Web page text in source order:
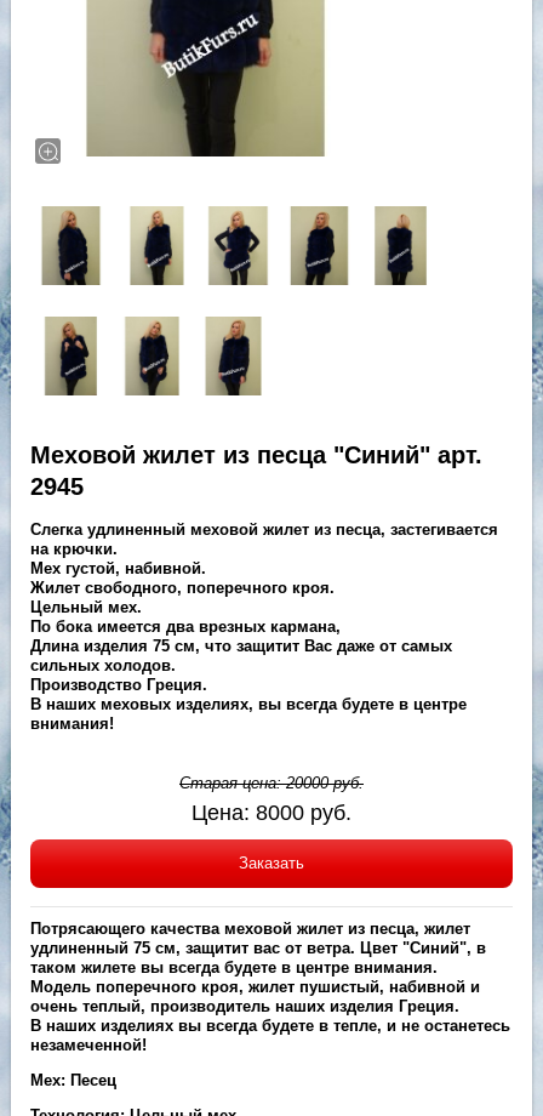
Меховой жилет из песца "Синий" арт.
2945
Слегка удлиненный меховой жилет из песца, застегивается
на крючки.
Мех густой, набивной.
Жилет свободного, поперечного кроя.
Цельный мех.
По бока имеется два врезных кармана,
Длина изделия 75 см, что защитит Вас даже от самых
сильных холодов.
Производство Греция.
В наших меховых изделиях, вы всегда будете в центре
внимания!
Старая цена:20000руб.
Цена: 8000 руб.
Заказать
Потрясающего качества меховой жилет из песца, жилет
удлиненный 75 см, защитит вас от ветра. Цвет "Синий", в
таком жилете вы всегда будете в центре внимания.
Модель поперечного кроя, жилет пушистый, набивной и
очень теплый, производитель наших изделия Греция.
В наших изделиях вы всегда будете в тепле, и не останетесь
незамеченной!
Мех: Песец